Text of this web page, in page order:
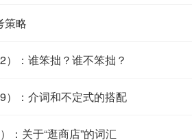
策略
：谁笨拙？谁不笨拙？
）：介词和不定式的搭配
：关于“逛商店”的词汇